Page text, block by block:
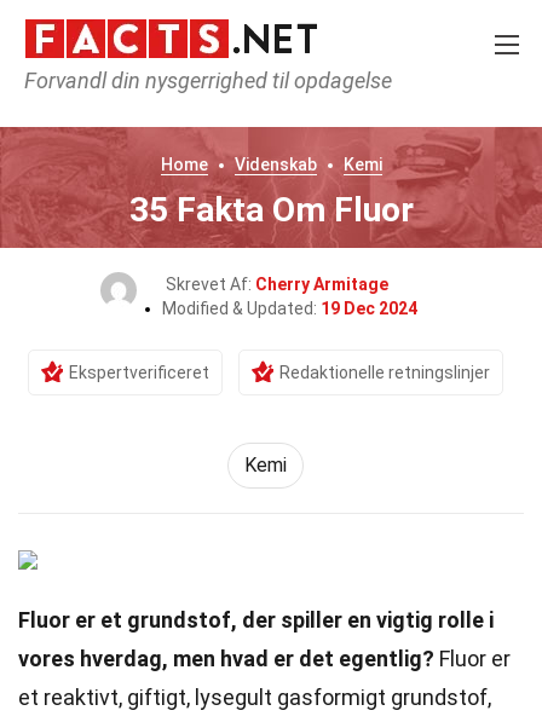
Forvandl din nysgerrighed til opdagelse
Home Videnskab Kemi
35 Fakta Om Fluor
Skrevet Af: Cherry Armitage
Modified & Updated: 19 Dec 2024
Ekspertverificeret Redaktionelle retningslinjer
Kemi
Fluor er et grundstof, der spiller en vigtig rolle i
vores hverdag, men hvad er det egentlig? Fluor er
et reaktivt, giftigt, lysegult gasformigt grundstof,